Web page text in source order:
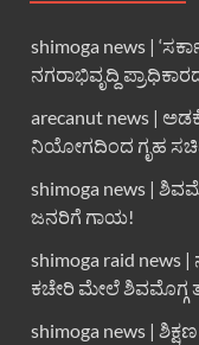
shimoga news |
ನಗರಾಭಿವೃದ್ದಿ
arecanut news |
ನಿಯೋಗದಿಂದ ಗೃಹ
shimoga news |
ಜನರಿಗೆ ಗಾಯ!
shimoga raid
ಕಚೇರಿ ಮೇಲೆ ಶಿವಮೊಗ್ಗ
shimoga news |